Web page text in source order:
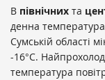
В північних та
денна
Сумській області
-16°С.
температура